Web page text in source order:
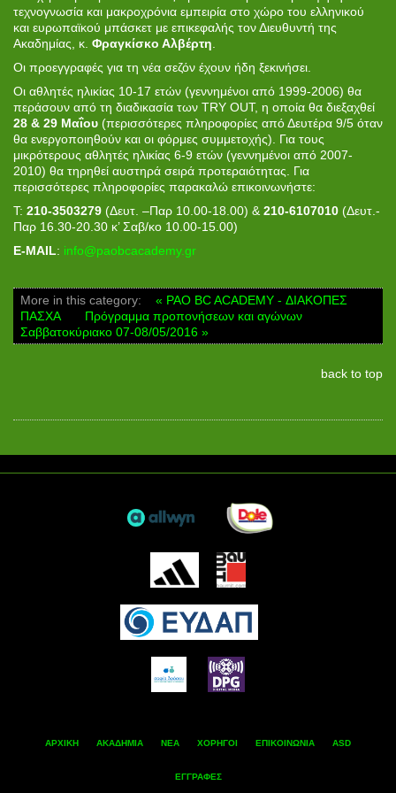
τεχνογνωσία και μακροχρόνια εμπειρία στο χώρο του ελληνικού
και ευρωπαϊκού μπάσκετ με επικεφαλής τον Διευθυντή της
Ακαδημίας, κ. Φραγκίσκο Αλβέρτη.
Οι προεγγραφές για τη νέα σεζόν έχουν ήδη ξεκινήσει.
Οι αθλητές ηλικίας 10-17 ετών (γεννημένοι από 1999-2006) θα
περάσουν από τη διαδικασία των TRY OUT, η οποία θα διεξαχθεί
28 & 29 Μαΐου (περισσότερες πληροφορίες από Δευτέρα 9/5 όταν
θα ενεργοποιηθούν και οι φόρμες συμμετοχής). Για τους
μικρότερους αθλητές ηλικίας 6-9 ετών (γεννημένοι από 2007-
2010) θα τηρηθεί αυστηρά σειρά προτεραιότητας. Για
περισσότερες πληροφορίες παρακαλώ επικοινωνήστε:
T: 210-3503279 (Δευτ. –Παρ 10.00-18.00) &210-6107010 (Δευτ.-
Παρ 16.30-20.30 κ’ Σαβ/κο 10.00-15.00)
E-MAIL: info@paobcacademy.gr
More in this category:
« PAO BC ACADEMY - ΔΙΑΚΟΠΕΣ
ΠΑΣΧΑ
Πρόγραμμα προπονήσεων και αγώνων
Σαββατοκύριακο 07-08/05/2016 »
back to top
ΑΡΧΙΚΗ ΑΚΑΔΗΜΙΑ ΝΕΑ ΧΟΡΗΓΟΙ ΕΠΙΚΟΙΝΩΝΙΑ ASD
ΕΓΓΡΑΦΕΣ